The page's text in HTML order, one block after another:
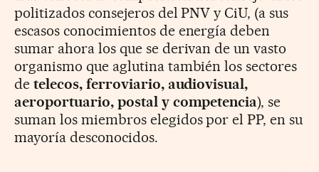
politizados consejeros del PNV y CiU, (a sus
escasos conocimientos de energía deben
sumar ahora los que se derivan de un vasto
organismo que aglutina también los sectores
de telecos, ferroviario, audiovisual,
aeroportuario, postal y competencia), se
suman los miembros elegidos por el PP, en su
mayoría desconocidos.